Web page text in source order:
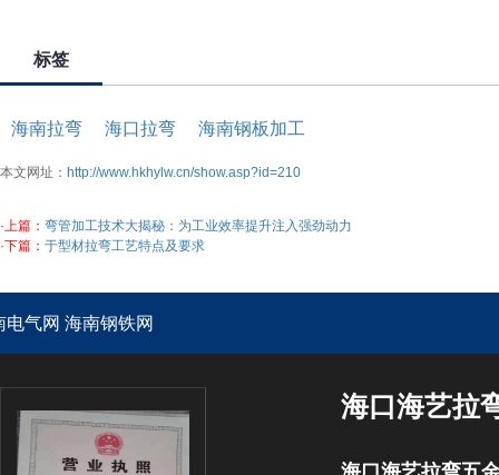
标签
海南拉弯 海口拉弯 海南钢板加工
本文网址： http://www.hkhylw.cn/show.asp?id=210
·上篇： 弯管加工技术大揭秘：为工业效率提升注入强劲动力
·下篇： 于型材拉弯工艺特点及要求
电气网 海南钢铁网
海口海艺拉